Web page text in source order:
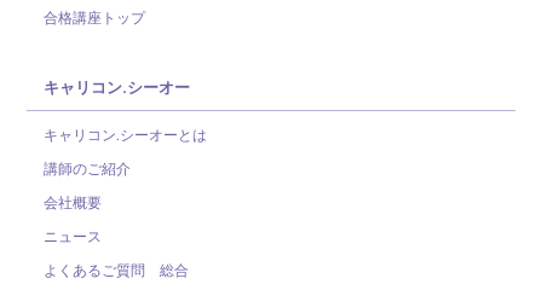
合格講座トップ
キャリコン.シーオー
キャリコン.シーオーとは
講師のご紹介
会社概要
ニュース
よくあるご質問 総合